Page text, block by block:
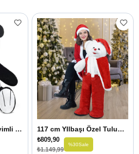
90 Cm Sevimli mi Sevimli Tatlı Panda 117 cm YIlbaşı Özel Tulumlu Hayvanlar
₺809,90
₺1.149,99
%30Sale